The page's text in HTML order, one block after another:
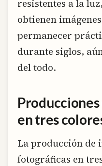
resistentes a la
obtienen
permanecer
durante siglos,
del todo.
en tres
La producción de
fotográficas en